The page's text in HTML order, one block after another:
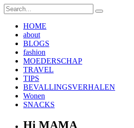
HOME
about
BLOGS
fashion
MOEDERSCHAP
TRAVEL
TIPS
BEVALLINGSVERHALEN
Wonen
SNACKS
Hi MAMA